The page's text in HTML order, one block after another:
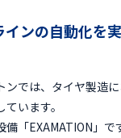
ンの自動化を
ンでは、タイヤ製造
います。
「EXAMATION」で